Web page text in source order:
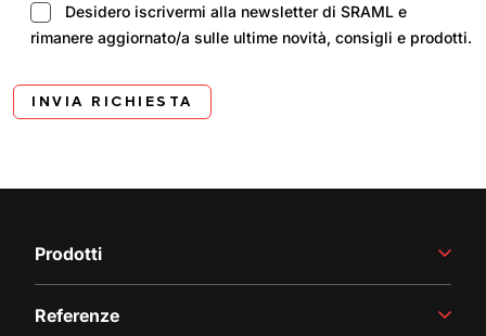
Desidero iscrivermi alla newsletter di SRAML e
rimanere aggiornato/a sulle ultime novità, consigli e prodotti.
INVIA RICHIESTA
Prodotti
Produzione di succhi
Referenze